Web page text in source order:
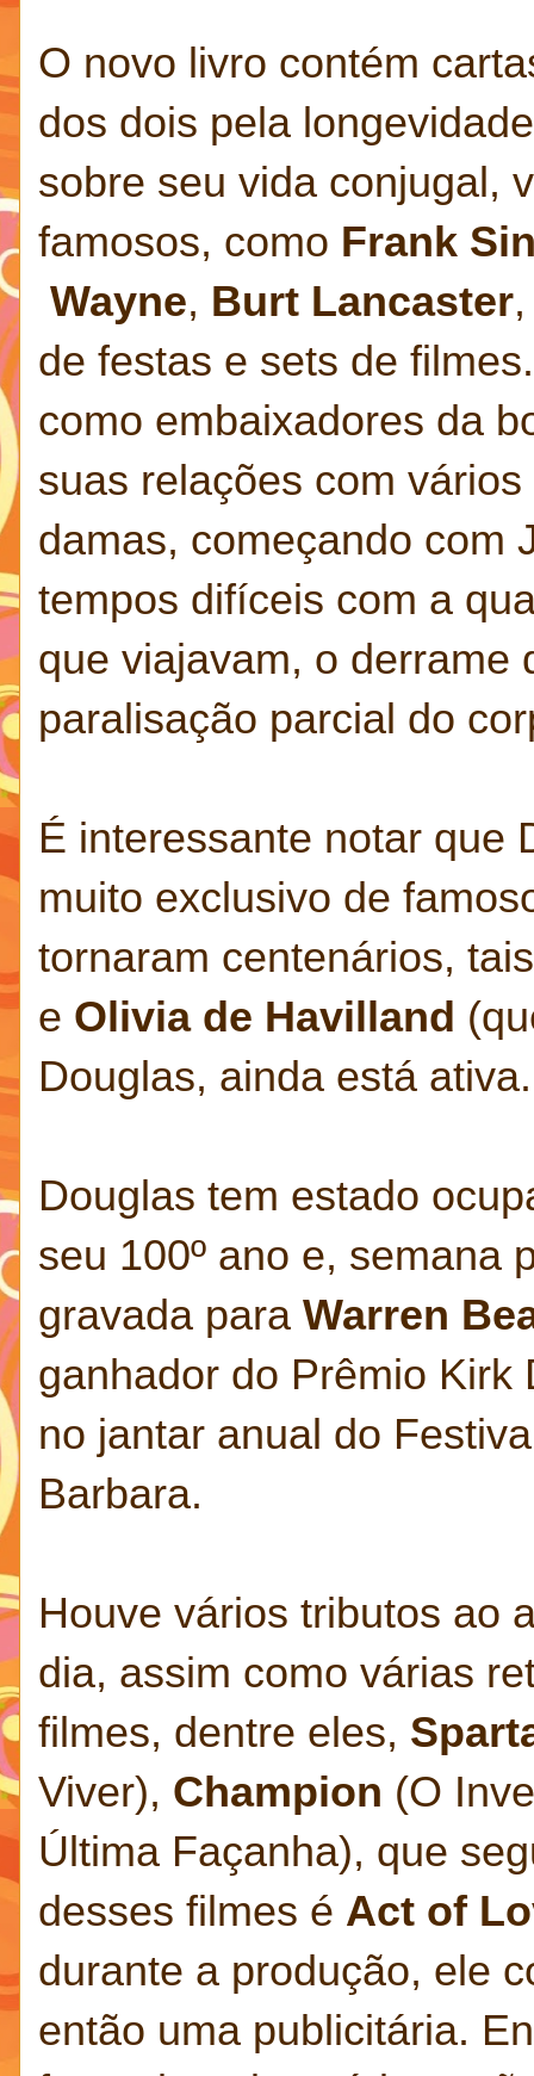
O novo livro contém
dos dois pela
sobre seu vida conjugal,
famosos, como Frank
Wayne, Burt Lancaster
de festas e sets de
como embaixadores da
suas relações com
damas, começando com
tempos difíceis com a
que viajavam, o derrame
paralisação parcial do
É interessante notar que
muito exclusivo de
tornaram centenários,
e Olivia de Havilland
Douglas, ainda está ativa.
Douglas tem estado
seu 100º ano e, semana
gravada para Warren
ganhador do Prêmio Kirk
no jantar anual do
Barbara.
Houve vários tributos ao
dia, assim como várias
filmes, dentre eles,
Viver), Champion (O
Última Façanha), que
desses filmes é Act of
durante a produção, ele
então uma publicitária.